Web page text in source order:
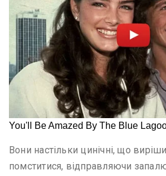
Вони настільки цинічні, що
помститися, відправляючи